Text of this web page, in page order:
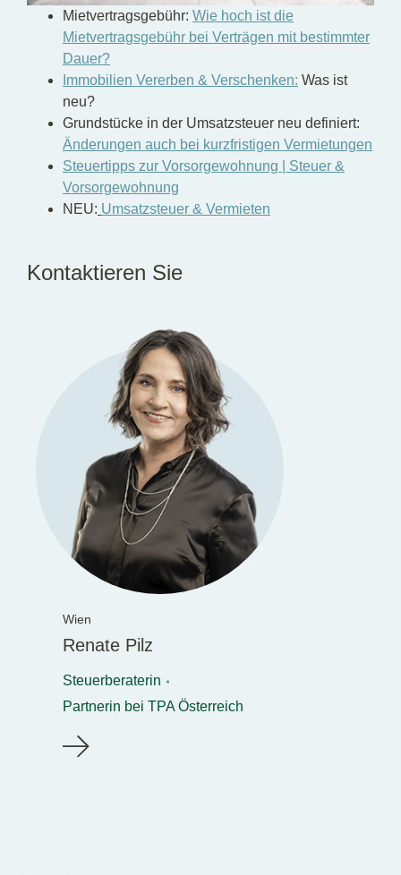
Mietvertragsgebühr: Wie hoch ist die
Mietvertragsgebühr bei Verträgen mit bestimmter
Dauer?
Immobilien Vererben & Verschenken: Was ist
neu?
Grundstücke in der Umsatzsteuer neu definiert:
Änderungen auch bei kurzfristigen Vermietungen
Steuertipps zur Vorsorgewohnung | Steuer &
Vorsorgewohnung
NEU: Umsatzsteuer & Vermieten
Kontaktieren Sie
Wien
Renate Pilz
Steuerberaterin
Partnerin bei TPA Österreich